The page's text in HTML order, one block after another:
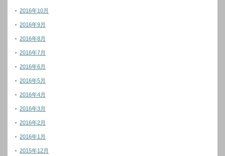
2016年10月
2016年9月
2016年8月
2016年7月
2016年6月
2016年5月
2016年4月
2016年3月
2016年2月
2016年1月
2015年12月